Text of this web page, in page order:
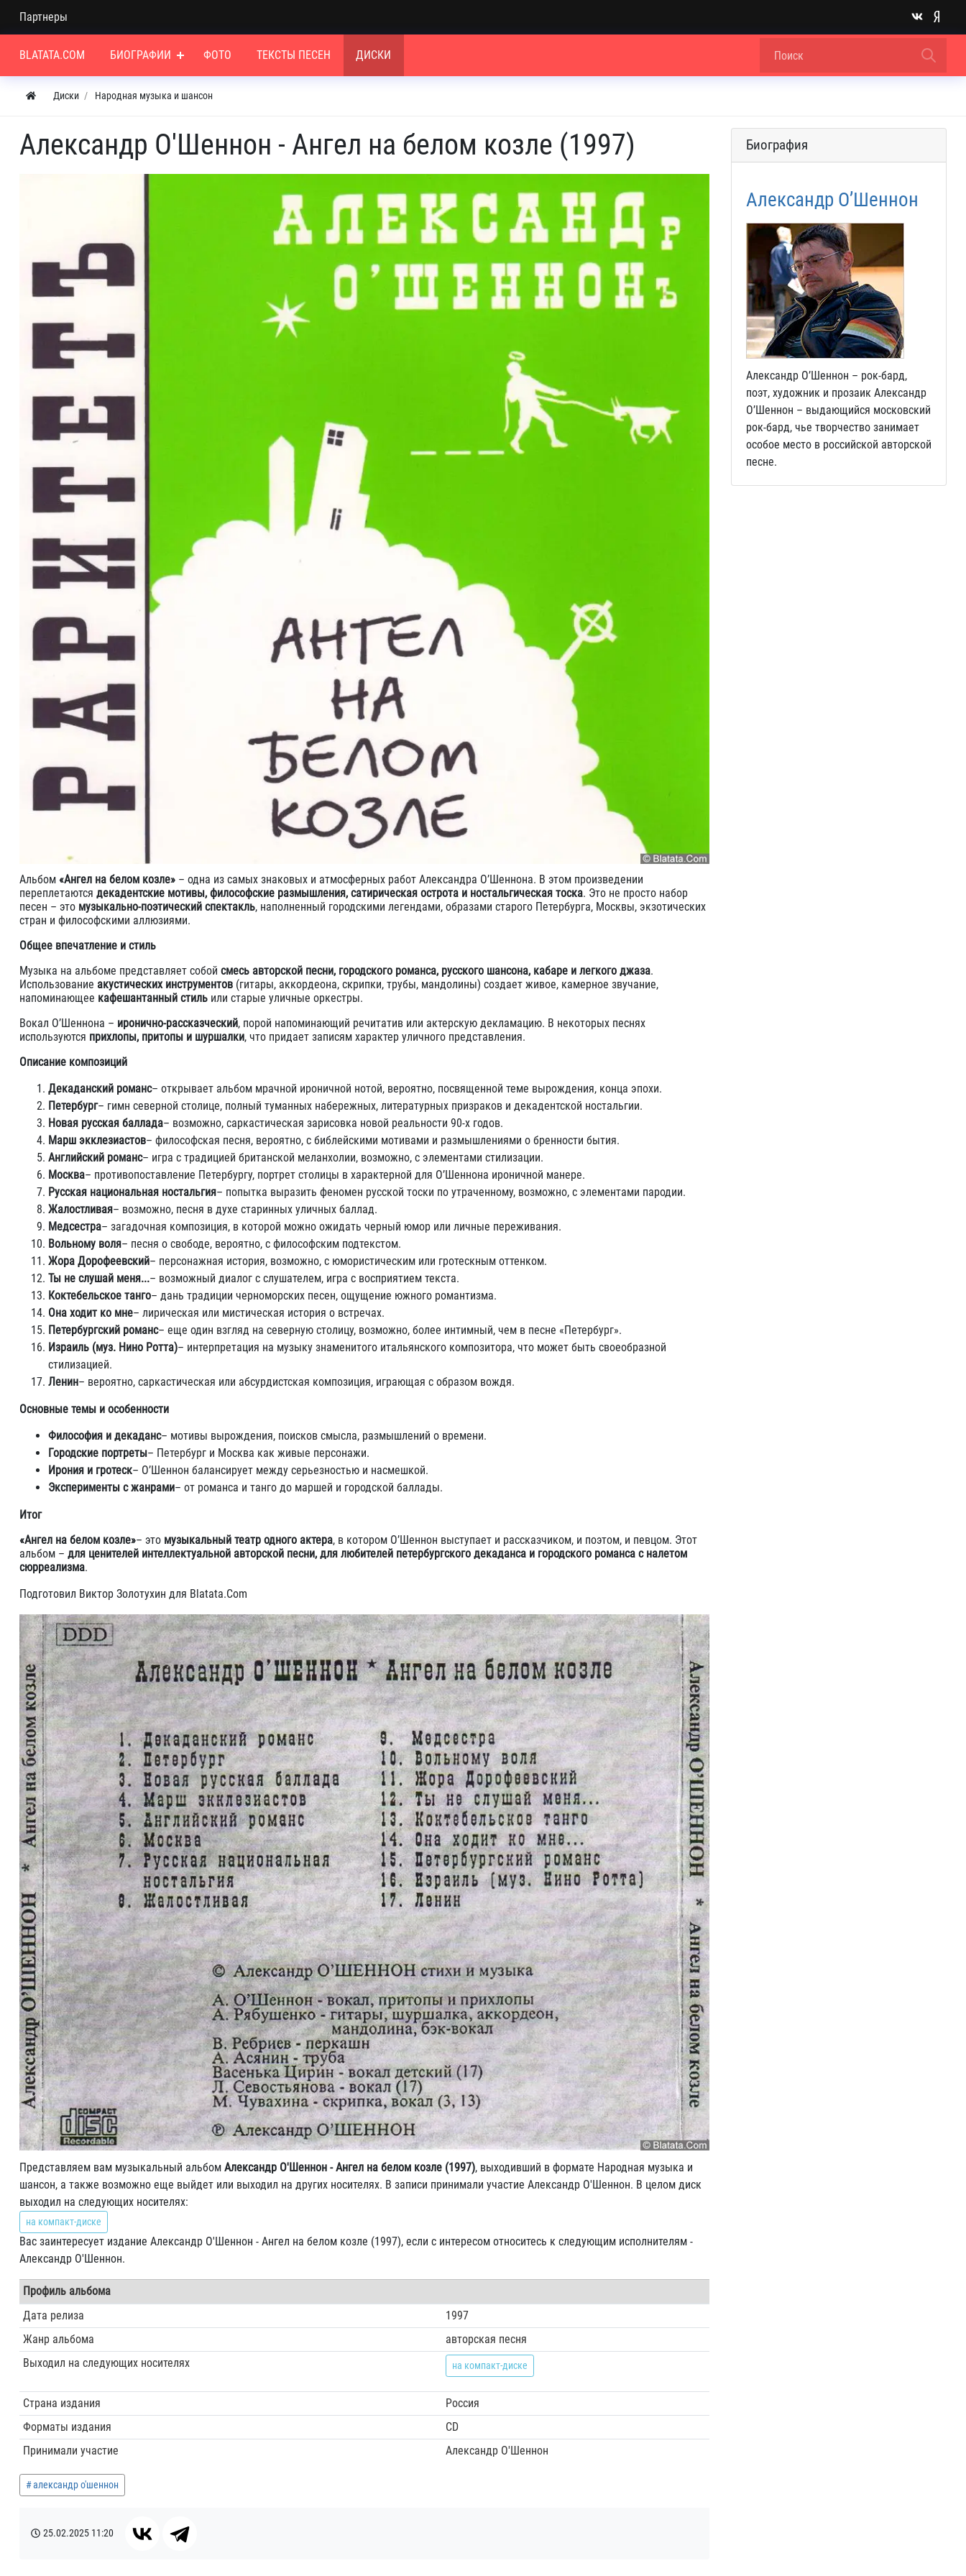
Партнеры
BLATATA.COM БИОГРАФИИ ФОТО ТЕКСТЫ ПЕСЕН ДИСКИ
Диски Народная музыка и шансон
Александр О'Шеннон - Ангел на белом козле (1997)
Альбом «Ангел на белом козле» – одна из самых знаковых и атмосферных работ Александра О’Шеннона. В этом произведении
переплетаются декадентские мотивы, философские размышления, сатирическая острота и ностальгическая тоска. Это не просто набор
песен – это музыкально-поэтический спектакль, наполненный городскими легендами, образами старого Петербурга, Москвы, экзотических
стран и философскими аллюзиями.
Общее впечатление и стиль
Музыка на альбоме представляет собой смесь авторской песни, городского романса, русского шансона, кабаре и легкого джаза.
Использование акустических инструментов (гитары, аккордеона, скрипки, трубы, мандолины) создает живое, камерное звучание,
напоминающее кафешантанный стиль или старые уличные оркестры.
Вокал О’Шеннона – иронично-рассказческий, порой напоминающий речитатив или актерскую декламацию. В некоторых песнях
используются прихлопы, притопы и шуршалки, что придает записям характер уличного представления.
Описание композиций
Декаданский романс– открывает альбом мрачной ироничной нотой, вероятно, посвященной теме вырождения, конца эпохи.
Петербург– гимн северной столице, полный туманных набережных, литературных призраков и декадентской ностальгии.
Новая русская баллада– возможно, саркастическая зарисовка новой реальности 90-х годов.
Марш экклезиастов– философская песня, вероятно, с библейскими мотивами и размышлениями о бренности бытия.
Английский романс– игра с традицией британской меланхолии, возможно, с элементами стилизации.
Москва– противопоставление Петербургу, портрет столицы в характерной для О’Шеннона ироничной манере.
Русская национальная ностальгия– попытка выразить феномен русской тоски по утраченному, возможно, с элементами пародии.
Жалостливая– возможно, песня в духе старинных уличных баллад.
Медсестра– загадочная композиция, в которой можно ожидать черный юмор или личные переживания.
Вольному воля– песня о свободе, вероятно, с философским подтекстом.
Жора Дорофеевский– персонажная история, возможно, с юмористическим или гротескным оттенком.
Ты не слушай меня...– возможный диалог с слушателем, игра с восприятием текста.
Коктебельское танго– дань традиции черноморских песен, ощущение южного романтизма.
Она ходит ко мне– лирическая или мистическая история о встречах.
Петербургский романс– еще один взгляд на северную столицу, возможно, более интимный, чем в песне «Петербург».
Израиль (муз. Нино Ротта)– интерпретация на музыку знаменитого итальянского композитора, что может быть своеобразной
стилизацией.
Ленин– вероятно, саркастическая или абсурдистская композиция, играющая с образом вождя.
Основные темы и особенности
Философия и декаданс– мотивы вырождения, поисков смысла, размышлений о времени.
Городские портреты– Петербург и Москва как живые персонажи.
Ирония и гротеск– О’Шеннон балансирует между серьезностью и насмешкой.
Эксперименты с жанрами– от романса и танго до маршей и городской баллады.
Итог
«Ангел на белом козле»– это музыкальный театр одного актера, в котором О’Шеннон выступает и рассказчиком, и поэтом, и певцом. Этот
альбом – для ценителей интеллектуальной авторской песни, для любителей петербургского декаданса и городского романса с налетом
сюрреализма.
Подготовил Виктор Золотухин для Blatata.Com
Представляем вам музыкальный альбом Александр О'Шеннон - Ангел на белом козле (1997), выходивший в формате Народная музыка и
шансон, а также возможно еще выйдет или выходил на других носителях. В записи принимали участие Александр О'Шеннон. В целом диск
выходил на следующих носителях:
на компакт-диске
Вас заинтересует издание Александр О'Шеннон - Ангел на белом козле (1997), если с интересом относитесь к следующим исполнителям -
Александр О'Шеннон.
Профиль альбома
Дата релиза
1997
Жанр альбома
авторская песня
Выходил на следующих носителях
на компакт-диске
Страна издания
Россия
Форматы издания
CD
Принимали участие
Александр О'Шеннон
александр о'шеннон
25.02.2025 11:20
Биография
Александр О’Шеннон
Александр О’Шеннон – рок-бард,
поэт, художник и прозаик Александр
О’Шеннон – выдающийся московский
рок-бард, чье творчество занимает
особое место в российской авторской
песне.